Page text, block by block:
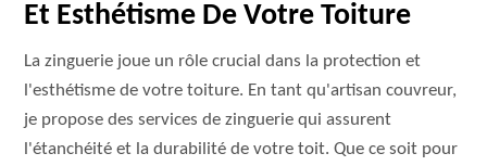
Et Esthétisme De Votre Toiture
La zinguerie joue un rôle crucial dans la protection et
l'esthétisme de votre toiture. En tant qu'artisan couvreur,
je propose des services de zinguerie qui assurent
l'étanchéité et la durabilité de votre toit. Que ce soit pour